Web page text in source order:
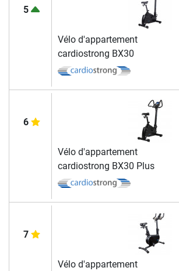
5
Vélo d'appartement
cardiostrong BX30
6
Vélo d'appartement
cardiostrong BX30 Plus
7
Vélo d'appartement